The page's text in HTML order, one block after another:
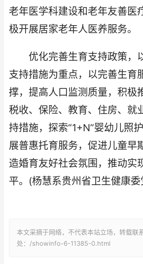
老年医学科建设和老年友善医
极开展居家老年人医养服务。
优化完善生育支持政策，
支持措施为重点，以完善生育
撑，提高人口监测质量，积极
税收、保险、教育、住房、就
持措施，探索“1+N”婴幼儿照
展普惠托育服务，促进儿童早
造婚育友好社会氛围，推动实
平。(杨慧系贵州省卫生健康委
本文采摘于网络，不代表本站立场，转载联
处：/showinfo-6-11385-0.html